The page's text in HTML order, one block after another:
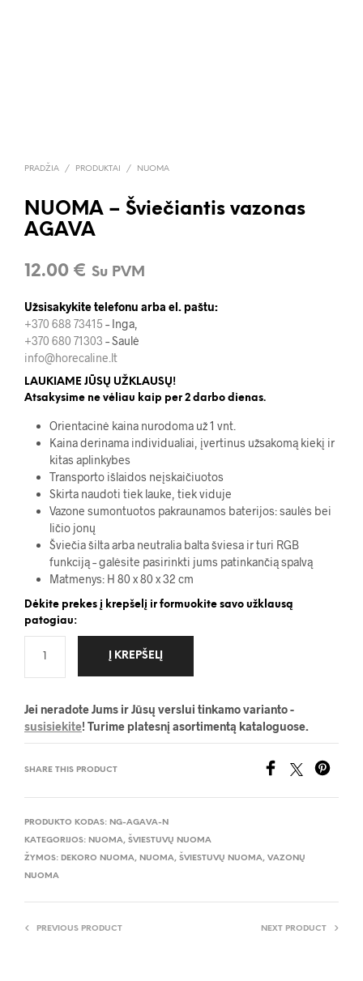
PRADŽIA / PRODUKTAI / NUOMA
NUOMA – Šviečiantis vazonas
AGAVA
12.00 € Su PVM
Užsisakykite telefonu arba el. paštu:
+370 688 73415 – Inga,
+370 680 71303 – Saulė
info@horecaline.lt
LAUKIAME JŪSŲ UŽKLAUSŲ!
Atsakysime ne vėliau kaip per 2 darbo dienas.
Orientacinė kaina nurodoma už 1 vnt.
Kaina derinama individualiai, įvertinus užsakomą kiekį ir
kitas aplinkybes
Transporto išlaidos neįskaičiuotos
Skirta naudoti tiek lauke, tiek viduje
Vazone sumontuotos pakraunamos baterijos: saulės bei
ličio jonų
Šviečia šilta arba neutralia balta šviesa ir turi RGB
funkciją – galėsite pasirinkti jums patinkančią spalvą
Matmenys: H 80 x 80 x 32 cm
Dėkite prekes į krepšelį ir formuokite savo užklausą
patogiau:
Į KREPŠELĮ
Jei neradote Jums ir Jūsų verslui tinkamo varianto -
susisiekite! Turime platesnį asortimentą kataloguose.
SHARE THIS PRODUCT
PRODUKTO KODAS: NG-AGAVA-N
KATEGORIJOS: NUOMA, ŠVIESTUVŲ NUOMA
ŽYMOS: DEKORO NUOMA, NUOMA, ŠVIESTUVŲ NUOMA, VAZONŲ
NUOMA
PREVIOUS PRODUCT NEXT PRODUCT